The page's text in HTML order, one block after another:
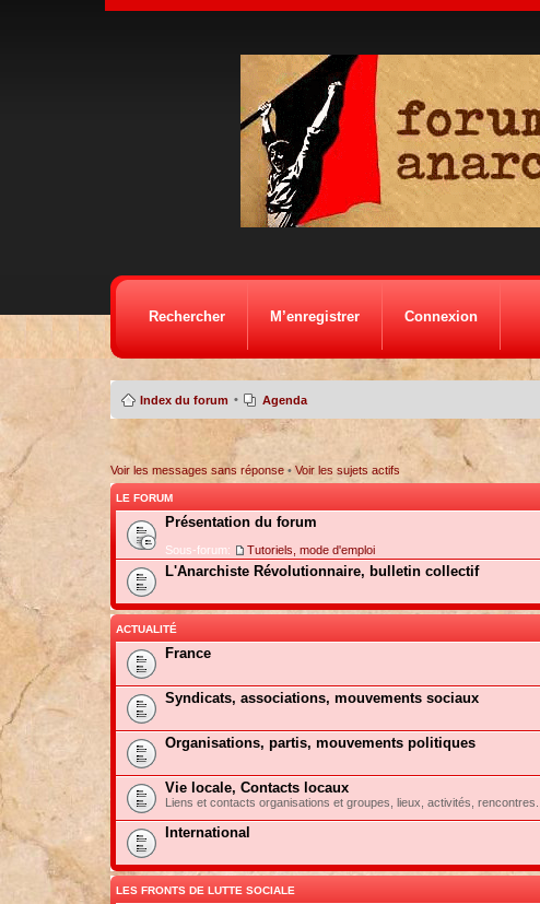
Rechercher M’enregistrer Connexion
Index du forum • Agenda
Voir les messages sans réponse• Voir les sujets actifs
LE FORUM
Présentation du forum
Sous-forum: Tutoriels, mode d'emploi
L'Anarchiste Révolutionnaire, bulletin collectif
ACTUALITÉ
France
Syndicats, associations, mouvements sociaux
Organisations, partis, mouvements politiques
Vie locale, Contacts locaux
Liens et contacts organisations et groupes, lieux, activités, rencontres...
International
LES FRONTS DE LUTTE SOCIALE